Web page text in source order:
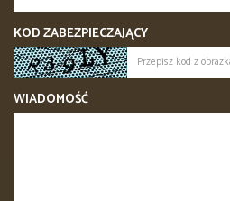
KOD ZABEZPIECZAJĄCY
WIADOMOŚĆ